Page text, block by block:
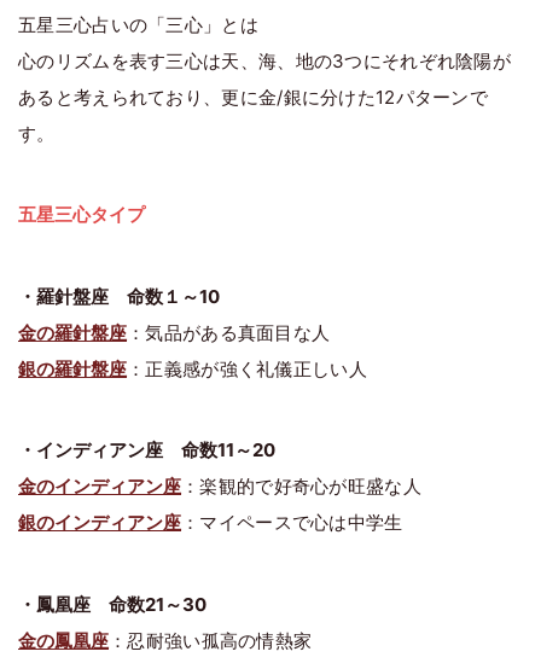
五星三心占いの「三心」とは
心のリズムを表す三心は天、海、地の3つにそれぞれ陰陽が
あると考えられており、更に金/銀に分けた12パターンで
す。
五星三心タイプ
・羅針盤座 命数１～10
金の羅針盤座 ：気品がある真面目な人
銀の羅針盤座 ：正義感が強く礼儀正しい人
・インディアン座 命数11～20
金のインディアン座 ：楽観的で好奇心が旺盛な人
銀のインディアン座 ：マイペースで心は中学生
・鳳凰座 命数21～30
金の鳳凰座 ：忍耐強い孤高の情熱家